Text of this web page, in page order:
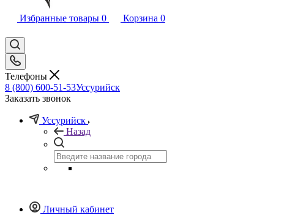
Избранные товары 0 Корзина 0
Телефоны
8 (800) 600-51-53Уссурийск
Заказать звонок
Уссурийск
Назад
Личный кабинет